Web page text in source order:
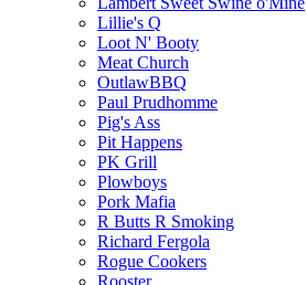
Lillie's Q
Loot N' Booty
Meat Church
OutlawBBQ
Paul Prudhomme
Pig's Ass
Pit Happens
PK Grill
Plowboys
Pork Mafia
R Butts R Smoking
Richard Fergola
Rogue Cookers
Rooster